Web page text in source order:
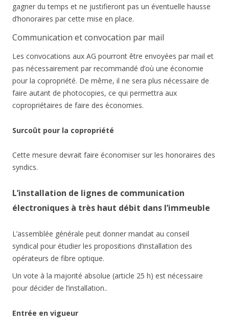
gagner du temps et ne justifieront pas un éventuelle hausse
d’honoraires par cette mise en place.
Communication et convocation par mail
Les convocations aux AG pourront être envoyées par mail et
pas nécessairement par recommandé d’où une économie
pour la copropriété. De même, il ne sera plus nécessaire de
faire autant de photocopies, ce qui permettra aux
copropriétaires de faire des économies.
Surcoût pour la copropriété
Cette mesure devrait faire économiser sur les honoraires des
syndics.
L’installation de lignes de communication
électroniques à très haut débit dans l’immeuble
L’assemblée générale peut donner mandat au conseil
syndical pour étudier les propositions d’installation des
opérateurs de fibre optique.
Un vote à la majorité absolue (article 25 h) est nécessaire
pour décider de l’installation..
Entrée en vigueur